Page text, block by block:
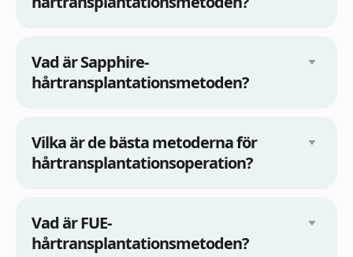
Vad är Sapphire-
hårtransplantationsmetoden?
Vilka är de bästa metoderna för
hårtransplantationsoperation?
Vad är FUE-
hårtransplantationsmetoden?